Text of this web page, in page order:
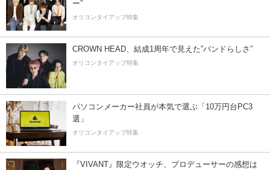
ー”
オリコンタイアップ特集
CROWN HEAD、結成1周年で見えた”バンドらしさ”
オリコンタイアップ特集
パソコンメーカー社員が本気で選ぶ「10万円台PC3
選」
オリコンタイアップ特集
『VIVANT』限定ウオッチ、プロデューサーの感想は